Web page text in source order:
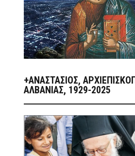
+ΑΝΑΣΤΆΣΙΟΣ,
ΑΛΒΑΝΊΑΣ, 1929-2025